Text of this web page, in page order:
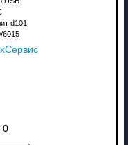
d101
6015
0